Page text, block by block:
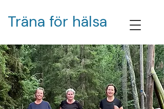
Träna för hälsa